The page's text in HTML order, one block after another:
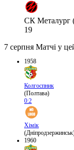
СК Металург
19
7 серпня Матчі у
1958
Колгоспник
(Полтава)
0:2
Хімік
1960